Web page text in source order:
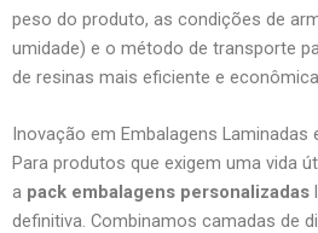
peso do produto, as condições de
umidade) e o método de transporte
de resinas mais eficiente e
Inovação em Embalagens Laminadas
Para produtos que exigem uma vida
a pack embalagens personalizadas
definitiva. Combinamos camadas de